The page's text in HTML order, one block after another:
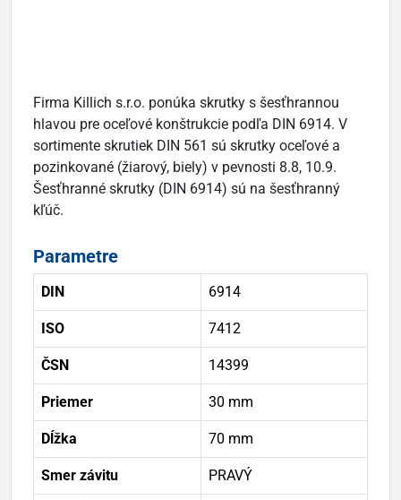
Firma Killich s.r.o. ponúka skrutky s šesťhrannou
hlavou pre oceľové konštrukcie podľa DIN 6914. V
sortimente skrutiek DIN 561 sú skrutky oceľové a
pozinkované (žiarový, biely) v pevnosti 8.8, 10.9.
Šesťhranné skrutky (DIN 6914) sú na šesťhranný
kľúč.
Parametre
DIN 6914
ISO 7412
ČSN 14399
Priemer 30 mm
Dĺžka 70 mm
Smer závitu PRAVÝ